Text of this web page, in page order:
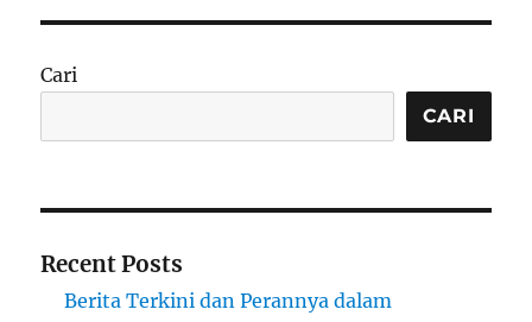
Cari
CARI
Recent Posts
Berita Terkini dan Perannya dalam